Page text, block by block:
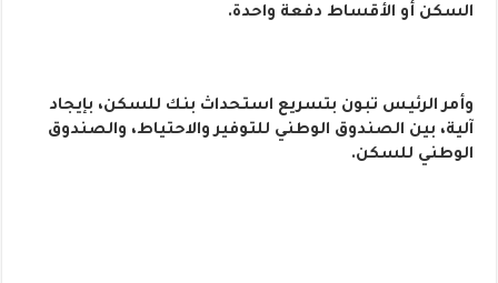
السكن أو الأقساط دفعة واحدة.
وأمر الرئيس تبون بتسريع استحداث بنك للسكن، بإيجاد
آلية، بين الصندوق الوطني للتوفير والاحتياط، والصندوق
الوطني للسكن.